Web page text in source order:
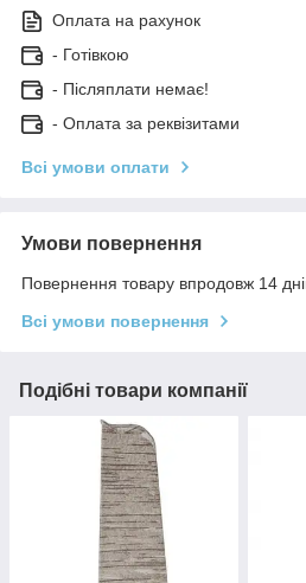
Оплата на рахунок
- Готівкою
- Післяплати немає!
- Оплата за реквізитами
Всі умови оплати
Умови повернення
Повернення товару впродовж 14
Всі умови повернення
Подібні товари компанії